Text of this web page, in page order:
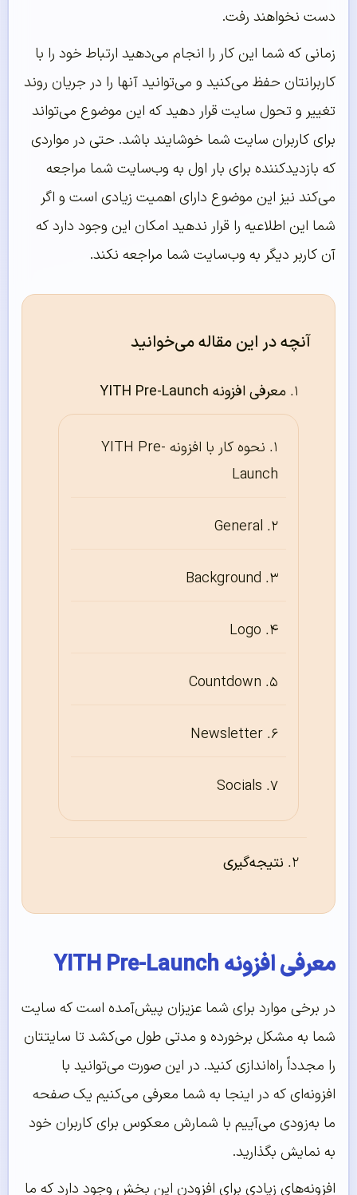
دست نخواهند رفت.
زمانی که شما این کار را انجام می‌دهید ارتباط خود را با
کاربرانتان حفظ می‌کنید و می‌توانید آنها را در جریان روند
تغییر و تحول سایت قرار دهید که این موضوع می‌تواند
برای کاربران سایت شما خوشایند باشد. حتی در مواردی
که بازدیدکننده برای بار اول به وب‌سایت شما مراجعه
می‌کند نیز این موضوع دارای اهمیت زیادی است و اگر
شما این اطلاعیه را قرار ندهید امکان این وجود دارد که
آن کاربر دیگر به وب‌سایت شما مراجعه نکند.
آنچه در این مقاله می‌خوانید
معرفی افزونه YITH Pre-Launch
نحوه کار با افزونه YITH Pre-
Launch
General
Background
Logo
Countdown
Newsletter
Socials
نتیجه‌گیری
معرفی افزونه YITH Pre-Launch
در برخی موارد برای شما عزیزان پیش‌آمده است که سایت
شما به مشکل برخورده و مدتی طول می‌کشد تا سایتتان
را مجدداً راه‌اندازی کنید. در این صورت می‌توانید با
افزونه‌ای که در اینجا به شما معرفی می‌کنیم یک صفحه
ما به‌زودی می‌آییم با شمارش معکوس برای کاربران خود
به نمایش بگذارید.
افزونه‌های زیادی برای افزودن این بخش وجود دارد که ما